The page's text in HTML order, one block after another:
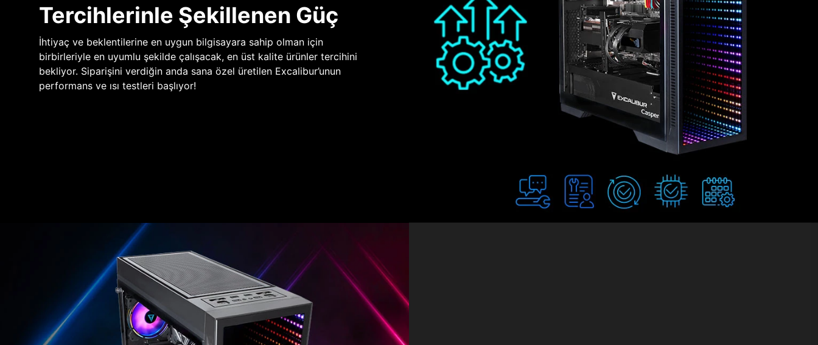
Tercihlerinle Şekillenen Güç
İhtiyaç ve beklentilerine en uygun bilgisayara sahip olman için
birbirleriyle en uyumlu şekilde çalışacak, en üst kalite ürünler tercihini
bekliyor. Siparişini verdiğin anda sana özel üretilen Excalibur’unun
performans ve ısı testleri başlıyor!